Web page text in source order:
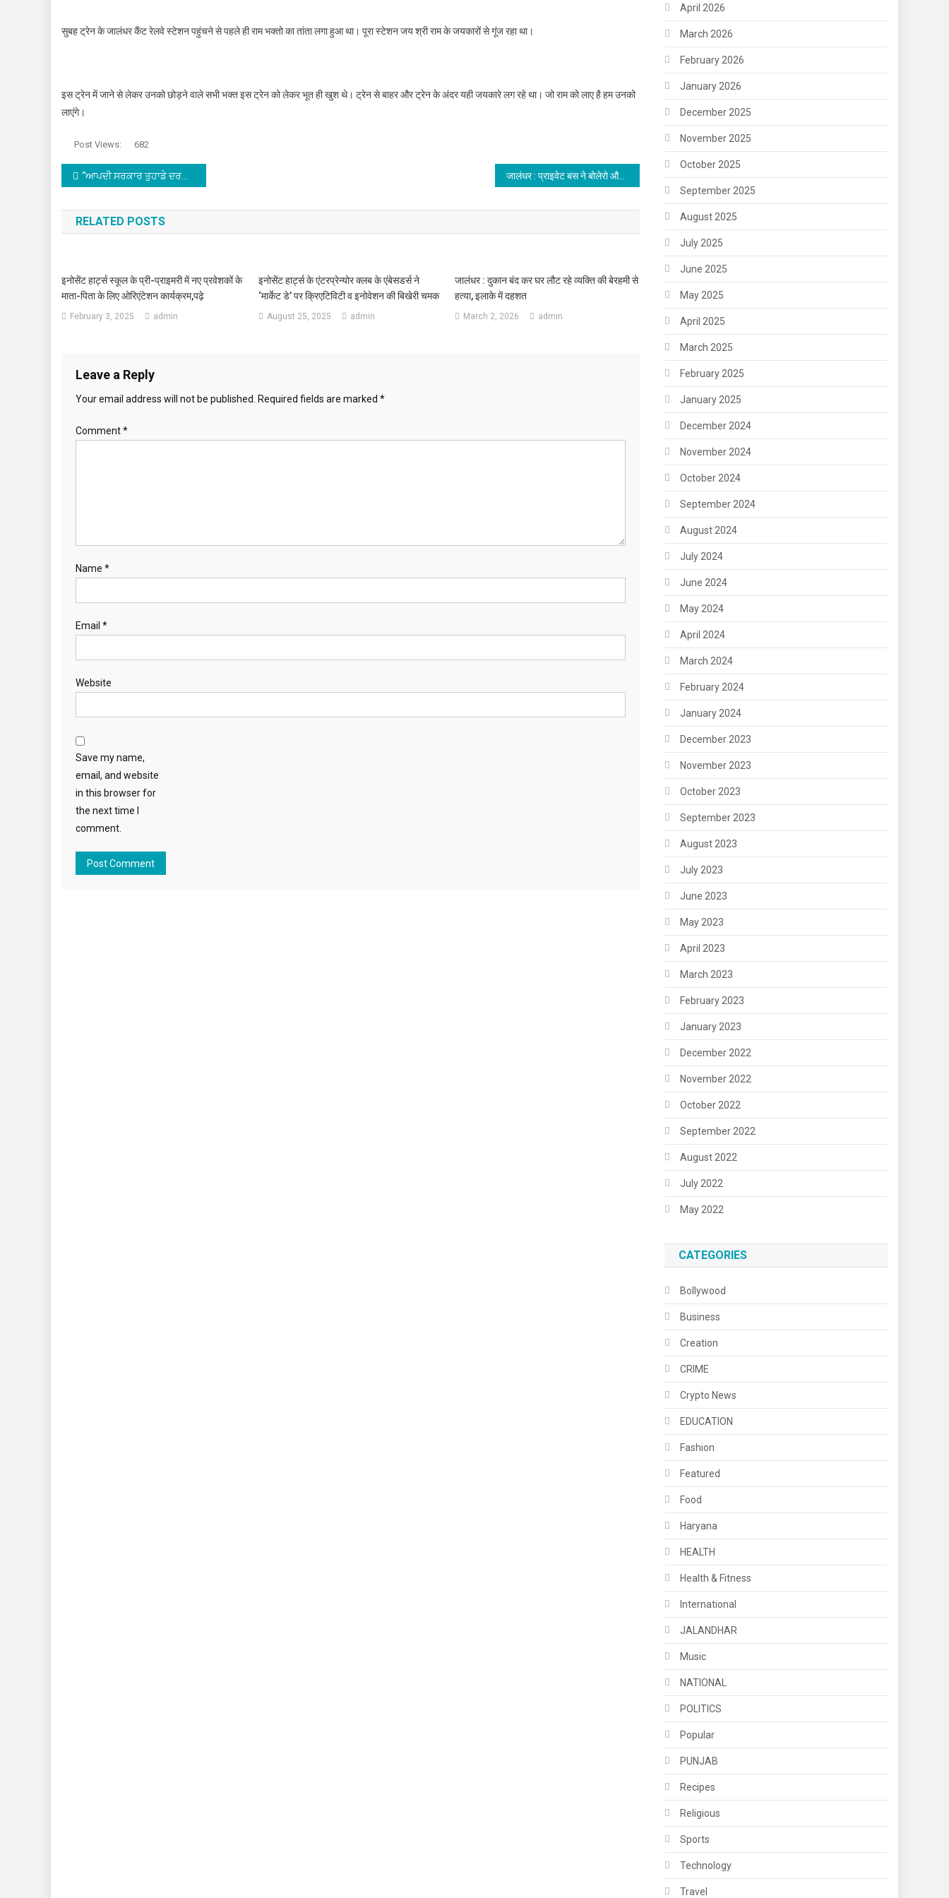
सुबह ट्रेन के जालंधर कैंट रेलवे स्टेशन पहुंचने से पहले ही राम भक्तो का तांता लगा हुआ था। पूरा स्टेशन जय श्री राम के जयकारों से गूंज रहा था।
इस ट्रेन में जाने से लेकर उनको छोड़ने वाले सभी भक्त इस ट्रेन को लेकर भूत ही खुश थे। ट्रेन से बाहर और ट्रेन के अंदर यही जयकारे लग रहे था। जो राम को लाए है हम उनको
लाएंगे।
Post Views: 682
Post navigation
“ਆਪਦੀ ਸਰਕਾਰ ਤੁਹਾਡੇ ਦਰਬਾਰ” ਕੈਂਪ ਤੋਂ ਬਾਅਦ ਆਪਸ ਵਿਚ ਭਿੜੇ ਵਰਕਰਾਂ ਵਿਚ ਖੂਨੀ ਟਕਰਾਵ,ਵਿਧਾਇਕ ਅਰੋੜਾ ਨੇ ਘਾਯਲ ਵਰਕਰ ਨੂੰ ਪਹੁੰਚਾਇਆ ਅਸਪ੍ਤਾਲ,ਦੇਖੋ ਵੀਡੀਓ जालंधर : प्राइवेट बस ने बोलेरो और ट्रैक्टर ट्राली को मारी टक्कर, पढ़े
RELATED POSTS
इनोसेंट हार्ट्स स्कूल के प्री-प्राइमरी में नए प्रवेशकों के
माता-पिता के लिए ओरिएंटेशन कार्यक्रम,पढ़े
February 3, 2025 admin
इनोसेंट हार्ट्स के एंटरप्रेन्योर क्लब के एंबेसडर्स ने
‘मार्केट डे’ पर क्रिएटिविटी व इनोवेशन की बिखेरी चमक
August 25, 2025 admin
जालंधर : दुकान बंद कर घर लौट रहे व्यक्ति की बेरहमी से
हत्या, इलाके में दहशत
March 2, 2026 admin
Leave a Reply
Your email address will not be published. Required fields are marked *
Comment*
Name *
Email *
Website
Save my name,
email, and website
in this browser for
the next time I
comment.
April 2026
March 2026
February 2026
January 2026
December 2025
November 2025
October 2025
September 2025
August 2025
July 2025
June 2025
May 2025
April 2025
March 2025
February 2025
January 2025
December 2024
November 2024
October 2024
September 2024
August 2024
July 2024
June 2024
May 2024
April 2024
March 2024
February 2024
January 2024
December 2023
November 2023
October 2023
September 2023
August 2023
July 2023
June 2023
May 2023
April 2023
March 2023
February 2023
January 2023
December 2022
November 2022
October 2022
September 2022
August 2022
July 2022
May 2022
CATEGORIES
Bollywood
Business
Creation
CRIME
Crypto News
EDUCATION
Fashion
Featured
Food
Haryana
HEALTH
Health & Fitness
International
JALANDHAR
Music
NATIONAL
POLITICS
Popular
PUNJAB
Recipes
Religious
Sports
Technology
Travel